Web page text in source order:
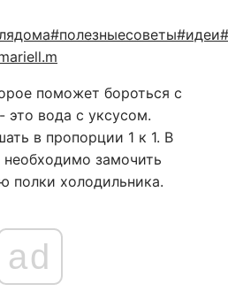
поможет бороться с
это вода с уксусом.
в пропорции 1 к 1. В
замочить
полки холодильника.
ad